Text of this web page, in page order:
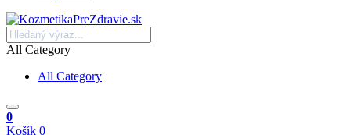
All Category
All Category
0
Košík 0